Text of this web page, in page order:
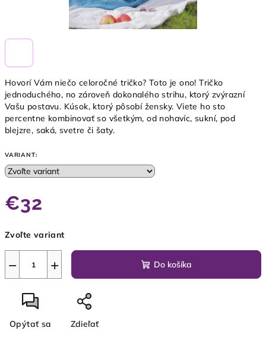
Hovorí Vám niečo celoročné tričko? Toto je ono! Tričko
jednoduchého, no zároveň dokonalého strihu, ktorý zvýrazní
Vašu postavu. Kúsok, ktorý pôsobí žensky. Viete ho sto
percentne kombinovať so všetkým, od nohavíc, sukní, pod
blejzre, saká, svetre či šaty.
VARIANT:
€32
cena:
Zvoľte variant
+
− Do košíka
Opýtať sa Zdieľať